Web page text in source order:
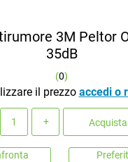
3M Peltor
35dB
(0)
il prezzo accedi o
Acquista